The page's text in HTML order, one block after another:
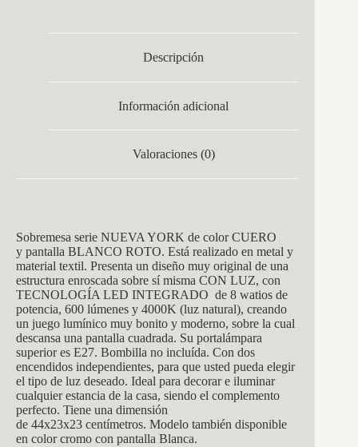
Descripción
Información adicional
Valoraciones (0)
Sobremesa serie NUEVA YORK de color CUERO
y pantalla BLANCO ROTO. Está realizado en metal y
material textil. Presenta un diseño muy original de una
estructura enroscada sobre sí misma CON LUZ, con
TECNOLOGÍA LED INTEGRADO de 8 watios de
potencia, 600 lúmenes y 4000K (luz natural), creando
un juego lumínico muy bonito y moderno, sobre la cual
descansa una pantalla cuadrada. Su portalámpara
superior es E27. Bombilla no incluída. Con dos
encendidos independientes, para que usted pueda elegir
el tipo de luz deseado. Ideal para decorar e iluminar
cualquier estancia de la casa, siendo el complemento
perfecto. Tiene una dimensión
de 44x23x23 centímetros. Modelo también disponible
en color cromo con pantalla Blanca.